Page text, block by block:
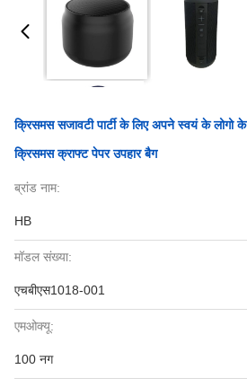
क्रिसमस सजावटी पार्टी के लिए अपने स्वयं के लोगो
क्रिसमस क्राफ्ट पेपर उपहार बैग
ब्रांड नाम:
HB
मॉडल संख्या:
एचबीएस1018-001
एमओक्यू:
100 नग